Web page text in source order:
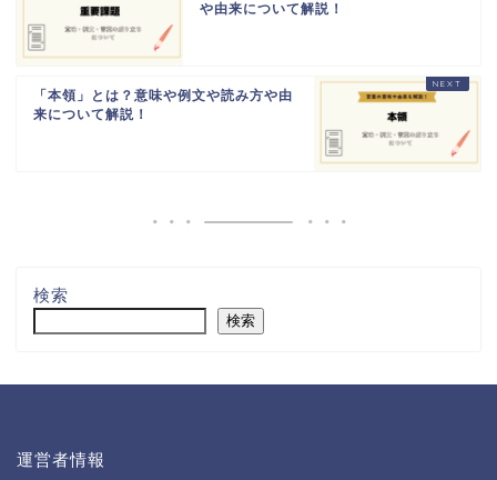
や由来について解説！
「本領」とは？意味や例文や読み方や由
来について解説！
検索
検索
運営者情報